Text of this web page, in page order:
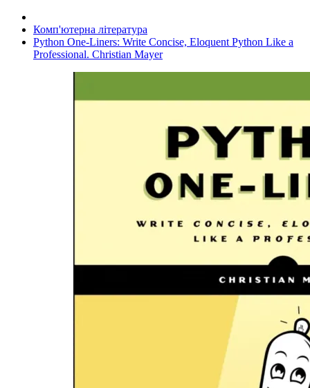
Комп'ютерна література
Python One-Liners: Write Concise, Eloquent Python Like a
Professional. Christian Mayer